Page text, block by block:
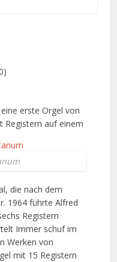
erste Orgel von
Registern auf einem
die nach dem
1964 führte Alfred
Registern
Immer schuf im
Werken von
mit 15 Registern